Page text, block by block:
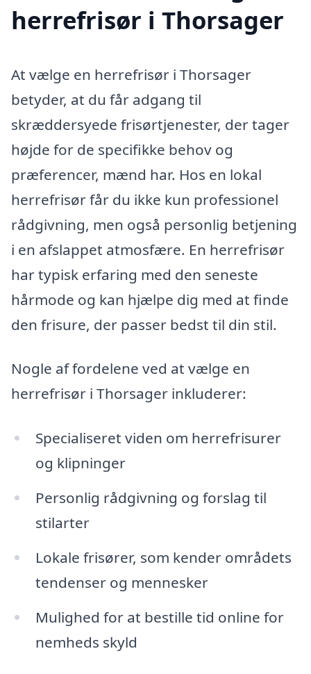
herrefrisør i Thorsager
At vælge en herrefrisør i Thorsager
betyder, at du får adgang til
skræddersyede frisørtjenester, der tager
højde for de specifikke behov og
præferencer, mænd har. Hos en lokal
herrefrisør får du ikke kun professionel
rådgivning, men også personlig betjening
i en afslappet atmosfære. En herrefrisør
har typisk erfaring med den seneste
hårmode og kan hjælpe dig med at finde
den frisure, der passer bedst til din stil.
Nogle af fordelene ved at vælge en
herrefrisør i Thorsager inkluderer:
Specialiseret viden om herrefrisurer
og klipninger
Personlig rådgivning og forslag til
stilarter
Lokale frisører, som kender områdets
tendenser og mennesker
Mulighed for at bestille tid online for
nemheds skyld